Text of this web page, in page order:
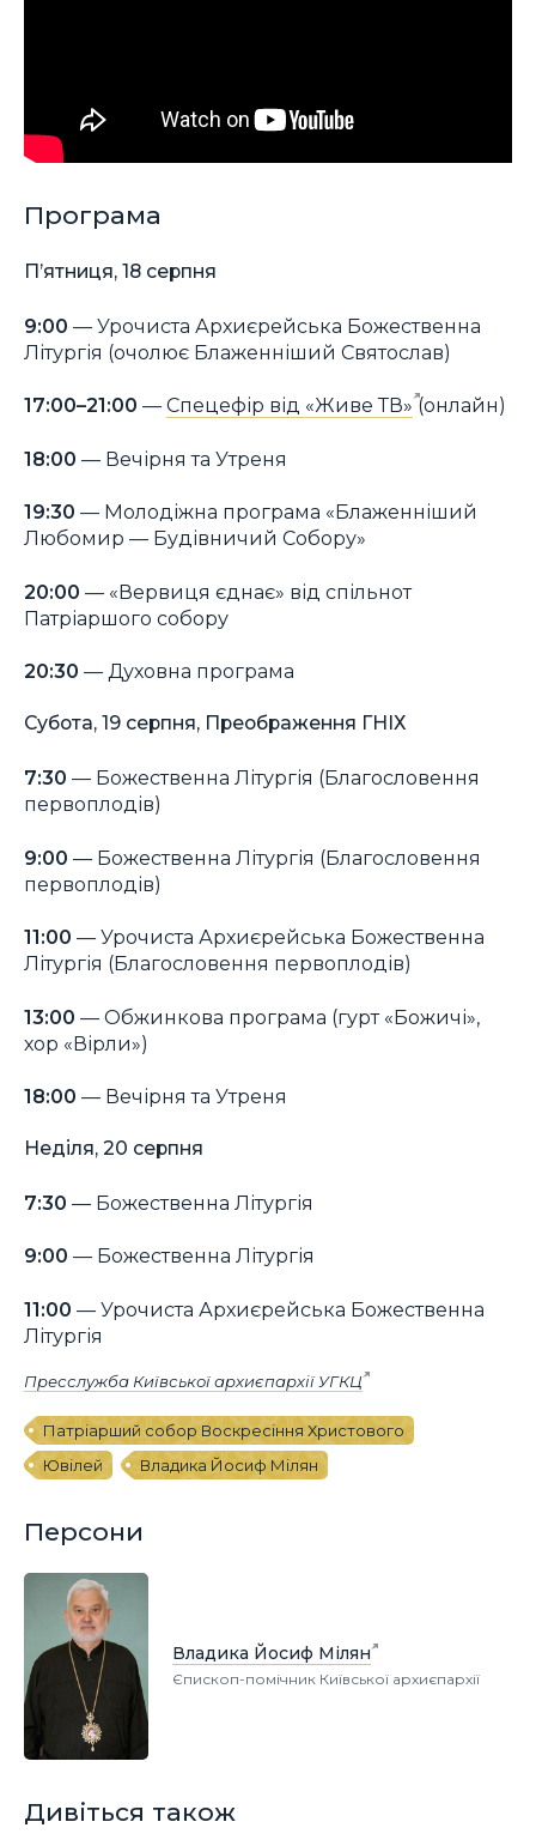
Програма
П’ятниця, 18 серпня
9:00 — Урочиста Архиєрейська Божественна
Літургія (очолює Блаженніший Святослав)
17:00–21:00 — Спецефір від «Живе ТВ»(онлайн)
18:00 — Вечірня та Утреня
19:30 — Молодіжна програма «Блаженніший
Любомир — Будівничий Собору»
20:00 — «Вервиця єднає» від спільнот
Патріаршого собору
20:30 — Духовна програма
Субота, 19 серпня, Преображення ГНІХ
7:30 — Божественна Літургія (Благословення
первоплодів)
9:00 — Божественна Літургія (Благословення
первоплодів)
11:00 — Урочиста Архиєрейська Божественна
Літургія (Благословення первоплодів)
13:00 — Обжинкова програма (гурт «Божичі»,
хор «Вірли»)
18:00 — Вечірня та Утреня
Неділя, 20 серпня
7:30 — Божественна Літургія
9:00 — Божественна Літургія
11:00 — Урочиста Архиєрейська Божественна
Літургія
Пресслужба Київської архиєпархії УГКЦ
Патріарший собор Воскресіння Христового
Ювілей
Владика Йосиф Мілян
Персони
Владика Йосиф Мілян
Єпископ-помічник Київської архиєпархії
Дивіться також